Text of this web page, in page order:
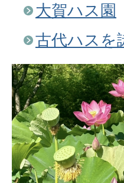
大賀ハス園
古代ハスを